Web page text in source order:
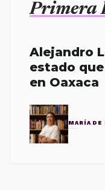
Primera
Alejandro
estado
en Oaxaca
MARÍA DE